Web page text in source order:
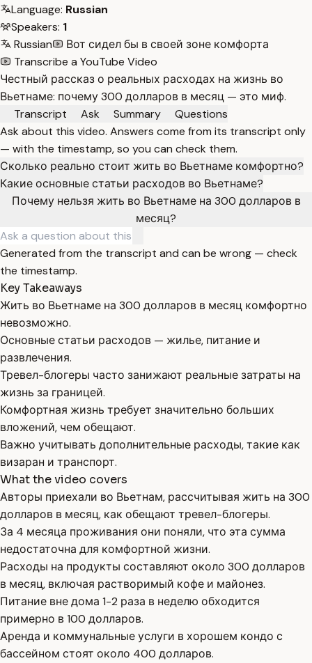
Language: Russian
Speakers: 1
Russian
Вот сидел бы в своей зоне комфорта
Transcribe a YouTube Video
Честный рассказ о реальных расходах на жизнь во
Вьетнаме: почему 300 долларов в месяц — это миф.
Transcript
Ask Summary
Questions
Ask about this video. Answers come from its transcript only
— with the timestamp, so you can check them.
Сколько реально стоит жить во Вьетнаме комфортно?
Какие основные статьи расходов во Вьетнаме?
Почему нельзя жить во Вьетнаме на 300 долларов в
месяц?
Generated from the transcript and can be wrong — check
the timestamp.
Key Takeaways
Жить во Вьетнаме на 300 долларов в месяц комфортно
невозможно.
Основные статьи расходов — жилье, питание и
развлечения.
Тревел-блогеры часто занижают реальные затраты на
жизнь за границей.
Комфортная жизнь требует значительно больших
вложений, чем обещают.
Важно учитывать дополнительные расходы, такие как
визаран и транспорт.
What the video covers
Авторы приехали во Вьетнам, рассчитывая жить на 300
долларов в месяц, как обещают тревел-блогеры.
За 4 месяца проживания они поняли, что эта сумма
недостаточна для комфортной жизни.
Расходы на продукты составляют около 300 долларов
в месяц, включая растворимый кофе и майонез.
Питание вне дома 1-2 раза в неделю обходится
примерно в 100 долларов.
Аренда и коммунальные услуги в хорошем кондо с
бассейном стоят около 400 долларов.